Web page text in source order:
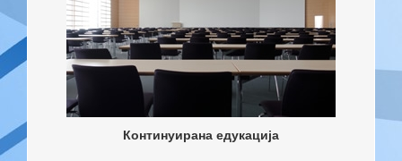
Континуирана едукација
Континуирана едукација